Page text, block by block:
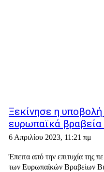
Ξεκίνησε η
ευρωπαϊκά βραβεία
6 Απριλίου 2023, 11:21 πμ
Έπειτα από την επιτυχία της
των Ευρωπαϊκών Βραβείων